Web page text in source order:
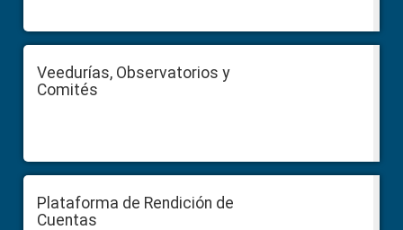
Veedurías, Observatorios y
Comités
Plataforma de Rendición de
Cuentas